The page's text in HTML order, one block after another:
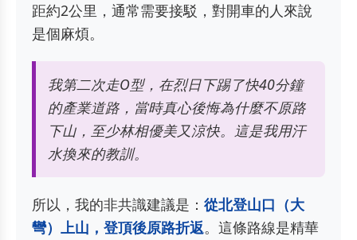
距約2公里，通常需要接駁，對開車的人來說
是個麻煩。
我第二次走O型，在烈日下踢了快40分鐘
的產業道路，當時真心後悔為什麼不原路
下山，至少林相優美又涼快。這是我用汗
水換來的教訓。
所以，我的非共識建議是： 從北登山口（大
彎）上山，登頂後原路折返。這條路線是精華